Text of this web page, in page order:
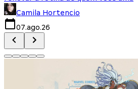
Camila Hortencio
07.ago.26